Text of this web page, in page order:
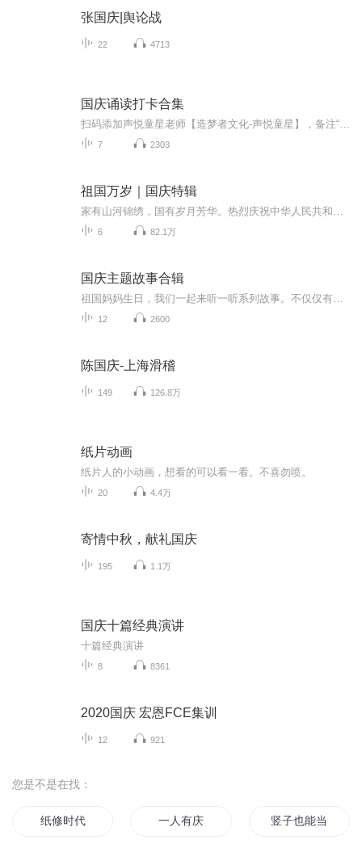
张国庆|舆论战
22 4713
国庆诵读打卡合集
7 2303
祖国万岁｜国庆特辑
6 82.1万
国庆主题故事合辑
12 2600
陈国庆-上海滑稽
149 126.8万
纸片动画
纸片人的小动画，想看的可以看一看。不喜勿喷。
20 4.4万
寄情中秋，献礼国庆
195 1.1万
国庆十篇经典演讲
十篇经典演讲
8 8361
2020国庆 宏恩FCE集训
12 921
您是不是在找：
纸修时代 一人有庆 竖子也能当书生